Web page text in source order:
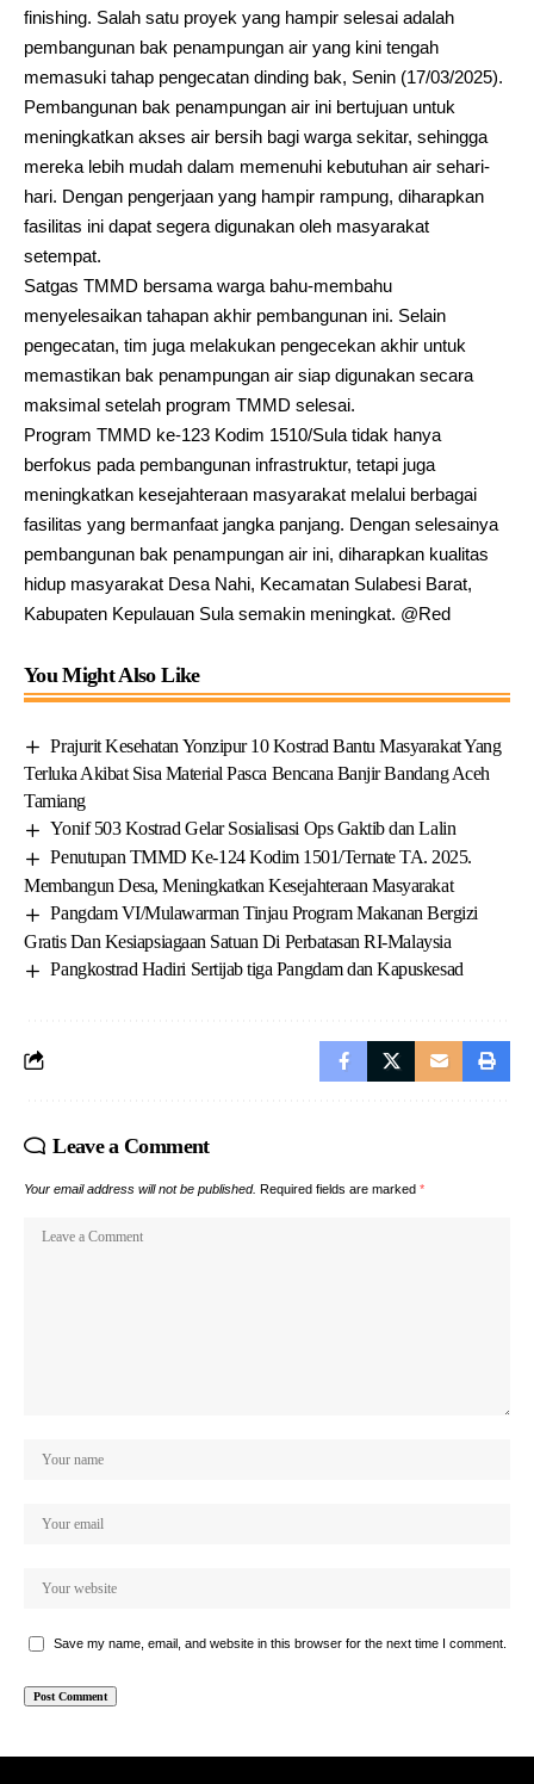
finishing. Salah satu proyek yang hampir selesai adalah
pembangunan bak penampungan air yang kini tengah
memasuki tahap pengecatan dinding bak, Senin (17/03/2025).
Pembangunan bak penampungan air ini bertujuan untuk
meningkatkan akses air bersih bagi warga sekitar, sehingga
mereka lebih mudah dalam memenuhi kebutuhan air sehari-
hari. Dengan pengerjaan yang hampir rampung, diharapkan
fasilitas ini dapat segera digunakan oleh masyarakat
setempat.
Satgas TMMD bersama warga bahu-membahu
menyelesaikan tahapan akhir pembangunan ini. Selain
pengecatan, tim juga melakukan pengecekan akhir untuk
memastikan bak penampungan air siap digunakan secara
maksimal setelah program TMMD selesai.
Program TMMD ke-123 Kodim 1510/Sula tidak hanya
berfokus pada pembangunan infrastruktur, tetapi juga
meningkatkan kesejahteraan masyarakat melalui berbagai
fasilitas yang bermanfaat jangka panjang. Dengan selesainya
pembangunan bak penampungan air ini, diharapkan kualitas
hidup masyarakat Desa Nahi, Kecamatan Sulabesi Barat,
Kabupaten Kepulauan Sula semakin meningkat. @Red
You Might Also Like
Prajurit Kesehatan Yonzipur 10 Kostrad Bantu Masyarakat Yang
Terluka Akibat Sisa Material Pasca Bencana Banjir Bandang Aceh
Tamiang
Yonif 503 Kostrad Gelar Sosialisasi Ops Gaktib dan Lalin
Penutupan TMMD Ke-124 Kodim 1501/Ternate TA. 2025.
Membangun Desa, Meningkatkan Kesejahteraan Masyarakat
Pangdam VI/Mulawarman Tinjau Program Makanan Bergizi
Gratis Dan Kesiapsiagaan Satuan Di Perbatasan RI-Malaysia
Pangkostrad Hadiri Sertijab tiga Pangdam dan Kapuskesad
Leave a Comment
Your email address will not be published. Required fields are marked *
Save my name, email, and website in this browser for the next time I comment.